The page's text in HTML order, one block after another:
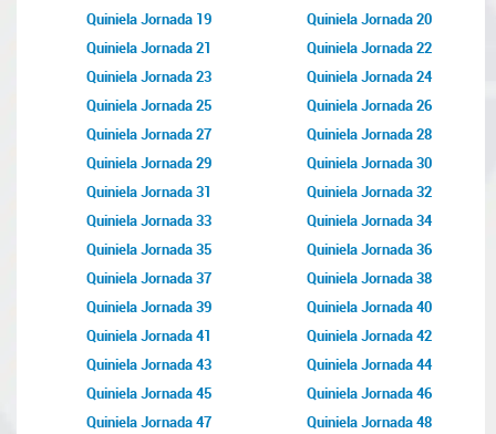
Quiniela Jornada 19
Quiniela Jornada 20
Quiniela Jornada 21
Quiniela Jornada 22
Quiniela Jornada 23
Quiniela Jornada 24
Quiniela Jornada 25
Quiniela Jornada 26
Quiniela Jornada 27
Quiniela Jornada 28
Quiniela Jornada 29
Quiniela Jornada 30
Quiniela Jornada 31
Quiniela Jornada 32
Quiniela Jornada 33
Quiniela Jornada 34
Quiniela Jornada 35
Quiniela Jornada 36
Quiniela Jornada 37
Quiniela Jornada 38
Quiniela Jornada 39
Quiniela Jornada 40
Quiniela Jornada 41
Quiniela Jornada 42
Quiniela Jornada 43
Quiniela Jornada 44
Quiniela Jornada 45
Quiniela Jornada 46
Quiniela Jornada 47
Quiniela Jornada 48